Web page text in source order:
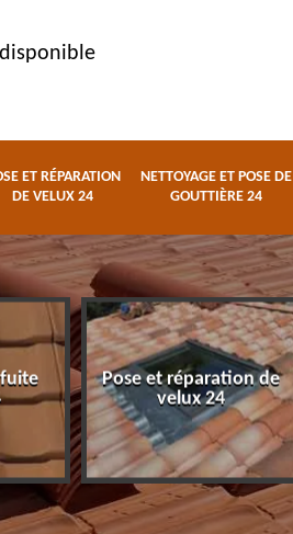
ET RÉPARATION
DE VELUX 24
NETTOYAGE ET POSE DE
GOUTTIÈRE 24
Pose et réparation de
velux 24